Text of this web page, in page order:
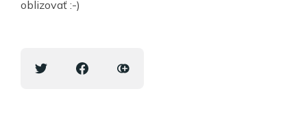
oblizovať :-)